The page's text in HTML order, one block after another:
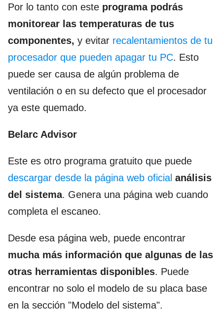
Por lo tanto con este programa podrás
monitorear las temperaturas de tus
componentes, y evitar recalentamientos de tu
procesador que pueden apagar tu PC. Esto
puede ser causa de algún problema de
ventilación o en su defecto que el procesador
ya este quemado.
Belarc Advisor
Este es otro programa gratuito que puede
descargar desde la página web oficial análisis
del sistema. Genera una página web cuando
completa el escaneo.
Desde esa página web, puede encontrar
mucha más información que algunas de las
otras herramientas disponibles. Puede
encontrar no solo el modelo de su placa base
en la sección "Modelo del sistema".